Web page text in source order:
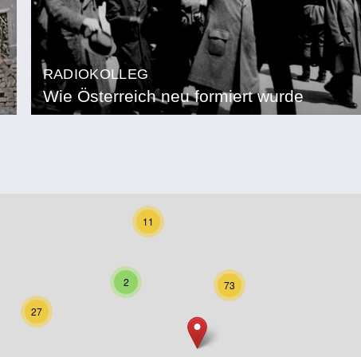
RADIOKOLLEG
Wie Österreich neu formiert wurde
2
27
73
11